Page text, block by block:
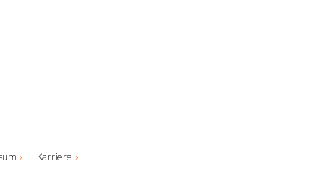
Karriere